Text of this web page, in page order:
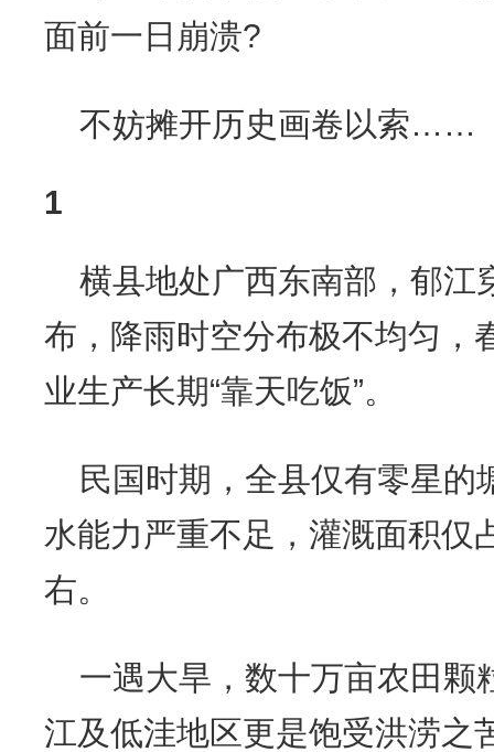
面前一日崩溃?
不妨摊开历史画卷以索……
1
横县地处广西东南部，郁江
布，降雨时空分布极不均匀，
业生产长期“靠天吃饭”。
民国时期，全县仅有零星的
水能力严重不足，灌溉面积仅
右。
一遇大旱，数十万亩农田颗
江及低洼地区更是饱受洪涝之